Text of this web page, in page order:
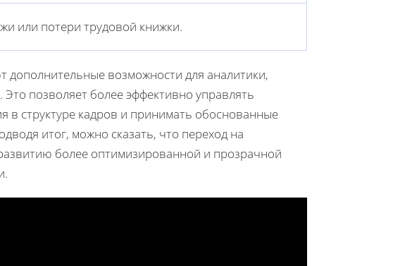
или потери трудовой книжки.
возможности для аналитики,
позволяет более эффективно управлять
в структуре кадров и принимать обоснованные
итог, можно сказать, что переход на
более оптимизированной и прозрачной